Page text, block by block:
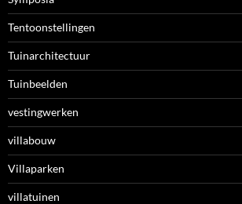
Tentoonstellingen
Tuinarchitectuur
Tuinbeelden
vestingwerken
villabouw
Villaparken
villatuinen